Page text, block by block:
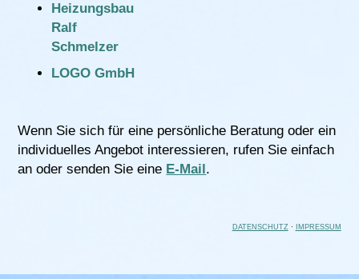
Heizungsbau
Ralf
Schmelzer
LOGO GmbH
Wenn Sie sich für eine persönliche Beratung oder ein
individuelles Angebot interessieren, rufen Sie einfach
an oder senden Sie eine E-Mail.
DATENSCHUTZ· IMPRESSUM